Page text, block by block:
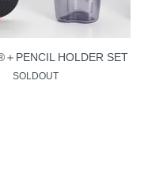
＋PENCIL HOLDER SET
SOLDOUT